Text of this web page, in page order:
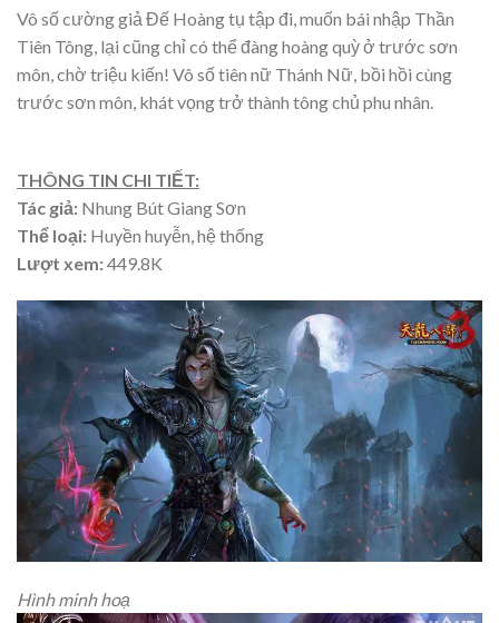
Vô số cường giả Đế Hoàng tụ tập đi, muốn bái nhập Thần
Tiên Tông, lại cũng chỉ có thể đàng hoàng quỳ ở trước sơn
môn, chờ triệu kiến! Vô số tiên nữ Thánh Nữ, bồi hồi cùng
trước sơn môn, khát vọng trở thành tông chủ phu nhân.
THÔNG TIN CHI TIẾT:
Tác giả: Nhung Bút Giang Sơn
Thể loại: Huyền huyễn, hệ thống
Lượt xem:449.8K
Hình minh hoạ